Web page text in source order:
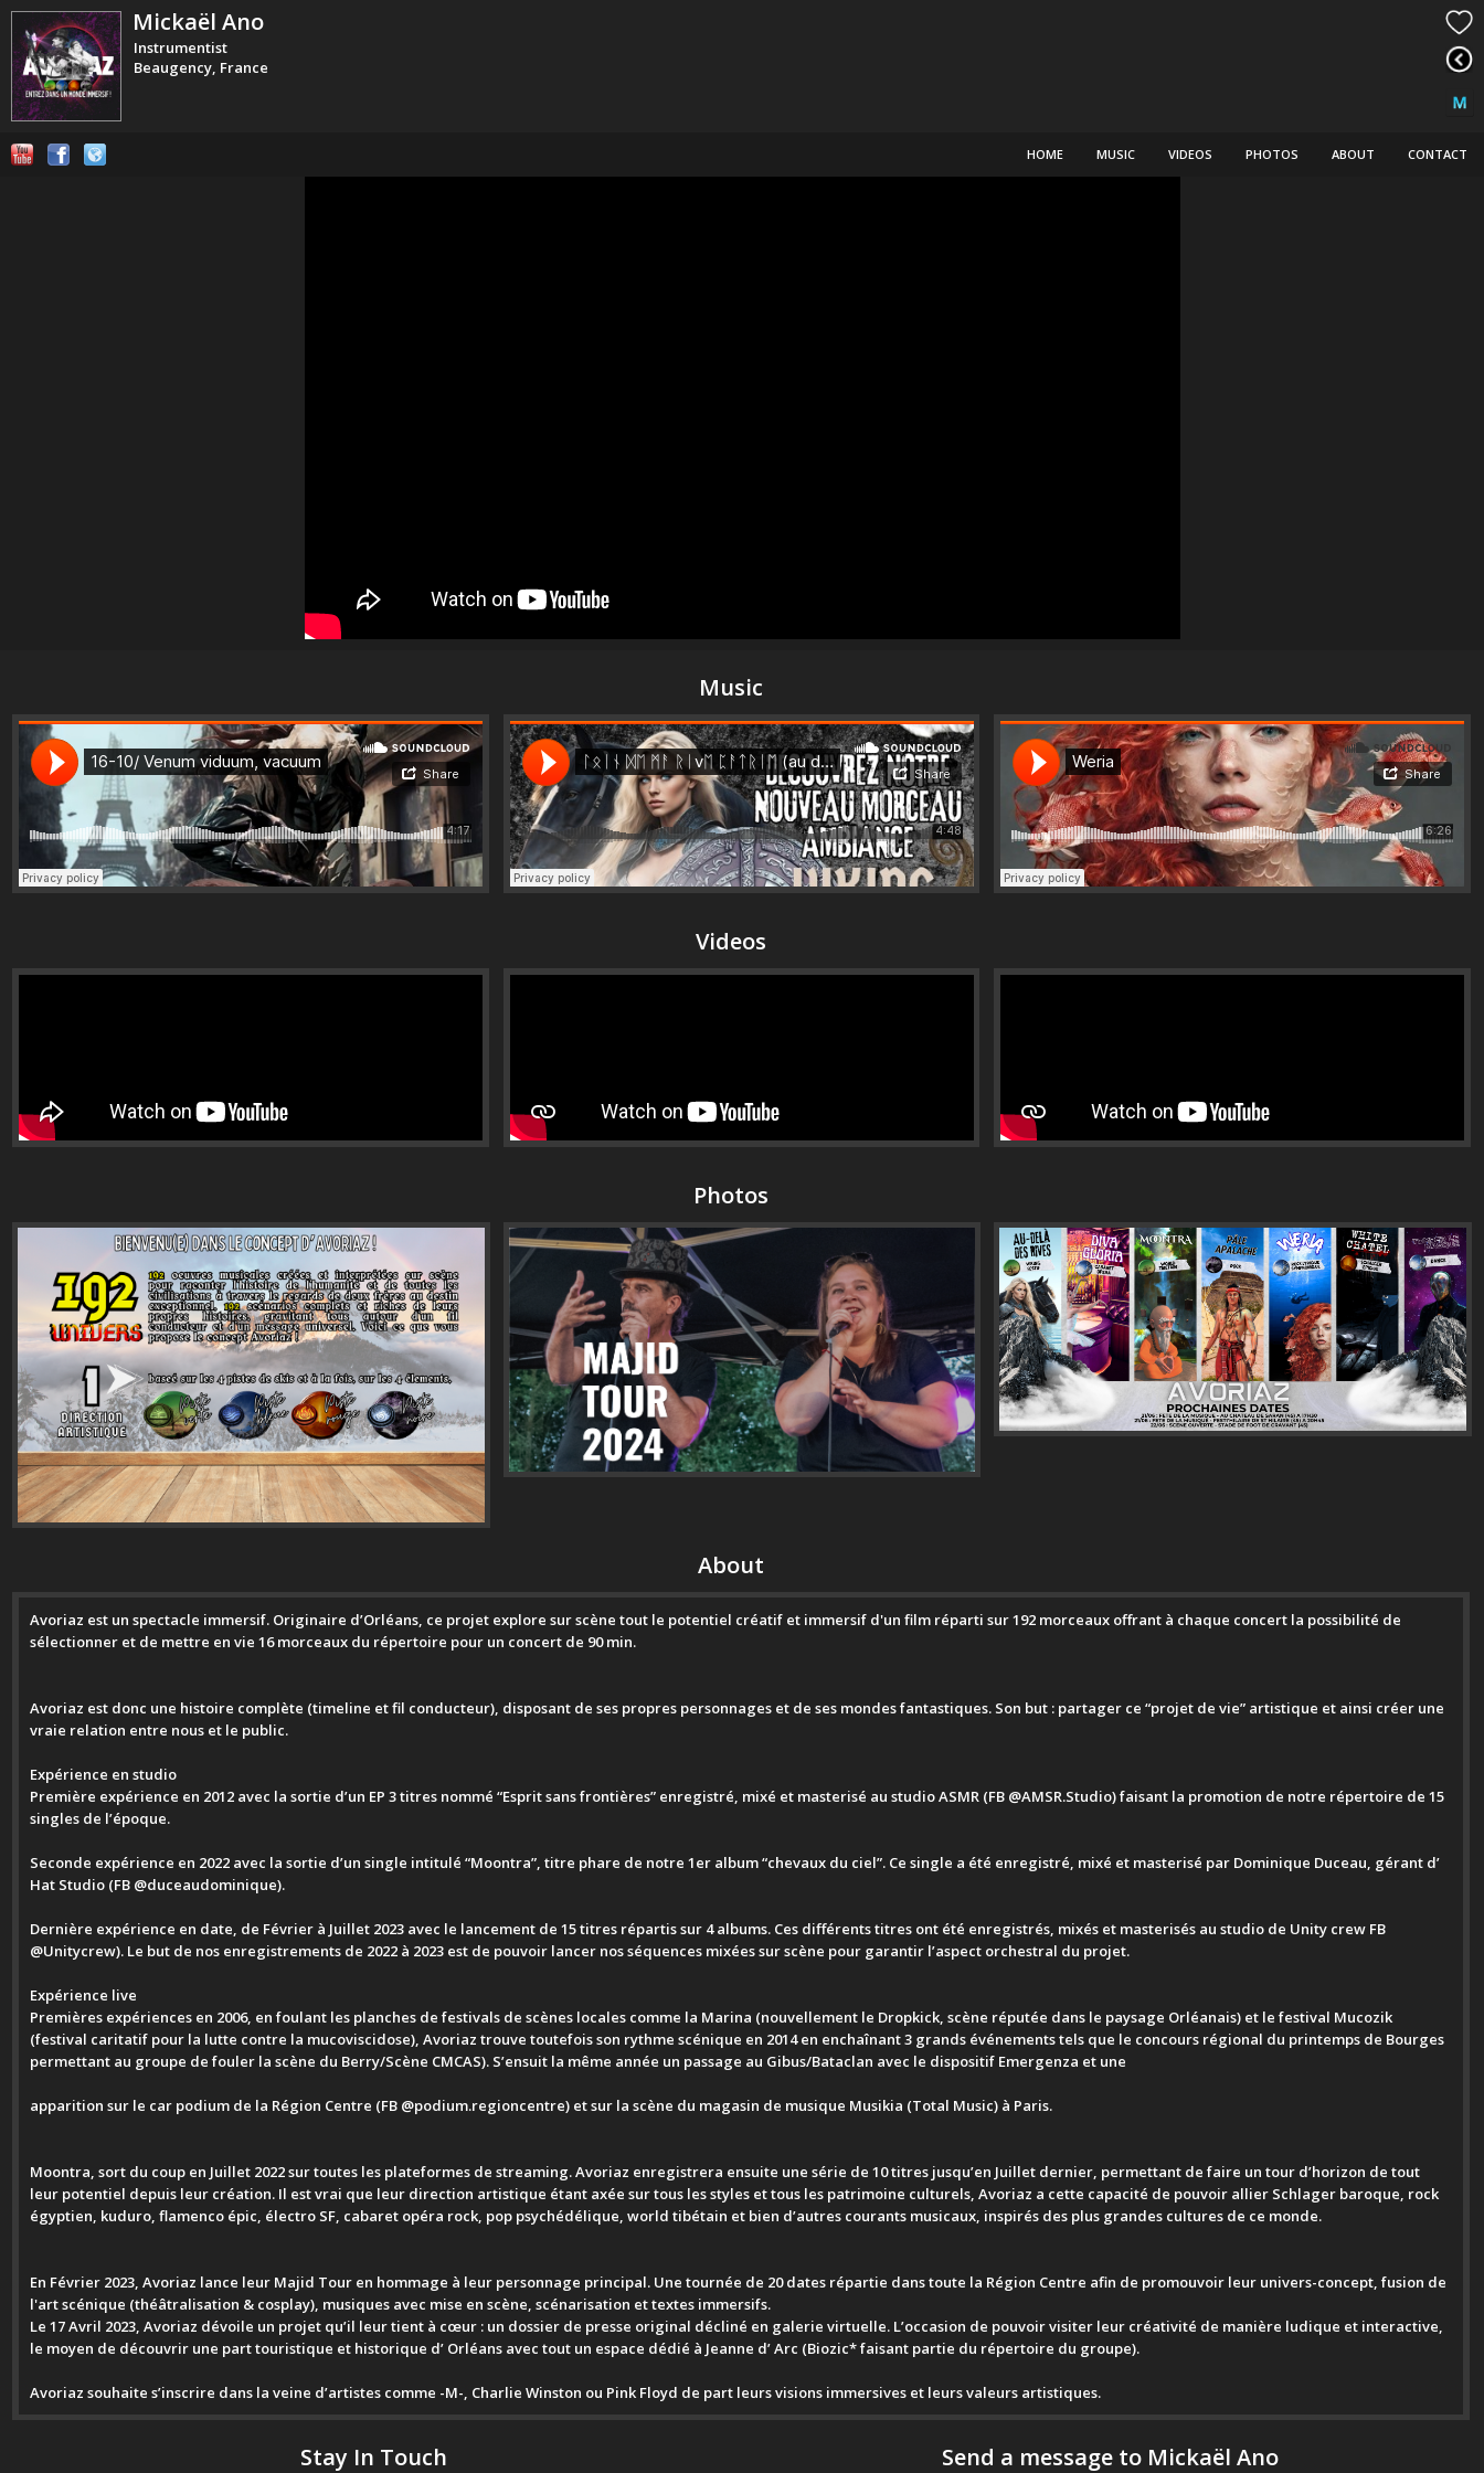
Mickaël Ano
Instrumentist
Beaugency, France
HOME MUSIC VIDEOS PHOTOS ABOUT CONTACT
Music
Videos
Photos
About
Avoriaz est un spectacle immersif. Originaire d’Orléans, ce projet explore sur scène tout le potentiel créatif et immersif d'un film réparti sur 192 morceaux offrant à chaque concert la possibilité de
sélectionner et de mettre en vie 16 morceaux du répertoire pour un concert de 90 min.
Avoriaz est donc une histoire complète (timeline et fil conducteur), disposant de ses propres personnages et de ses mondes fantastiques. Son but : partager ce “projet de vie” artistique et ainsi créer une
vraie relation entre nous et le public.
Expérience en studio
Première expérience en 2012 avec la sortie d’un EP 3 titres nommé “Esprit sans frontières” enregistré, mixé et masterisé au studio ASMR (FB @AMSR.Studio) faisant la promotion de notre répertoire de 15
singles de l’époque.
Seconde expérience en 2022 avec la sortie d’un single intitulé “Moontra”, titre phare de notre 1er album “chevaux du ciel”. Ce single a été enregistré, mixé et masterisé par Dominique Duceau, gérant d’
Hat Studio (FB @duceaudominique).
Dernière expérience en date, de Février à Juillet 2023 avec le lancement de 15 titres répartis sur 4 albums. Ces différents titres ont été enregistrés, mixés et masterisés au studio de Unity crew FB
@Unitycrew). Le but de nos enregistrements de 2022 à 2023 est de pouvoir lancer nos séquences mixées sur scène pour garantir l’aspect orchestral du projet.
Expérience live
Premières expériences en 2006, en foulant les planches de festivals de scènes locales comme la Marina (nouvellement le Dropkick, scène réputée dans le paysage Orléanais) et le festival Mucozik
(festival caritatif pour la lutte contre la mucoviscidose), Avoriaz trouve toutefois son rythme scénique en 2014 en enchaînant 3 grands événements tels que le concours régional du printemps de Bourges
permettant au groupe de fouler la scène du Berry/Scène CMCAS). S’ensuit la même année un passage au Gibus/Bataclan avec le dispositif Emergenza et une
apparition sur le car podium de la Région Centre (FB @podium.regioncentre) et sur la scène du magasin de musique Musikia (Total Music) à Paris.
Moontra, sort du coup en Juillet 2022 sur toutes les plateformes de streaming. Avoriaz enregistrera ensuite une série de 10 titres jusqu’en Juillet dernier, permettant de faire un tour d’horizon de tout
leur potentiel depuis leur création. Il est vrai que leur direction artistique étant axée sur tous les styles et tous les patrimoine culturels, Avoriaz a cette capacité de pouvoir allier Schlager baroque, rock
égyptien, kuduro, flamenco épic, électro SF, cabaret opéra rock, pop psychédélique, world tibétain et bien d’autres courants musicaux, inspirés des plus grandes cultures de ce monde.
En Février 2023, Avoriaz lance leur Majid Tour en hommage à leur personnage principal. Une tournée de 20 dates répartie dans toute la Région Centre afin de promouvoir leur univers-concept, fusion de
l'art scénique (théâtralisation & cosplay), musiques avec mise en scène, scénarisation et textes immersifs.
Le 17 Avril 2023, Avoriaz dévoile un projet qu’il leur tient à cœur : un dossier de presse original décliné en galerie virtuelle. L’occasion de pouvoir visiter leur créativité de manière ludique et interactive,
le moyen de découvrir une part touristique et historique d’ Orléans avec tout un espace dédié à Jeanne d’ Arc (Biozic* faisant partie du répertoire du groupe).
Avoriaz souhaite s’inscrire dans la veine d’artistes comme -M-, Charlie Winston ou Pink Floyd de part leurs visions immersives et leurs valeurs artistiques.
Stay In Touch Send a message to Mickaël Ano